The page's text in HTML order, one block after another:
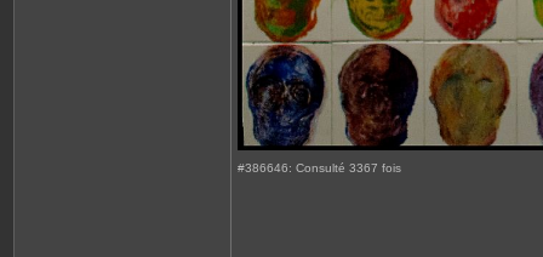
#386646: Consulté 3367 fois